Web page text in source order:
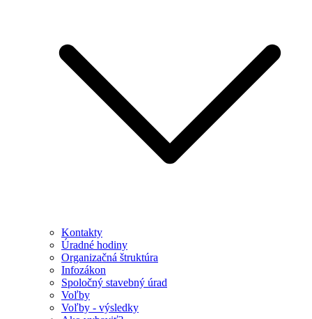
Kontakty
Úradné hodiny
Organizačná štruktúra
Infozákon
Spoločný stavebný úrad
Voľby
Voľby - výsledky